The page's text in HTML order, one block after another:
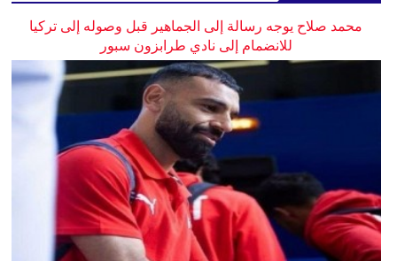
محمد صلاح يوجه رسالة إلى الجماهير قبل وصوله إلى تركيا
للانضمام إلى نادي طرابزون سبور